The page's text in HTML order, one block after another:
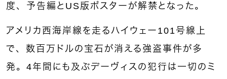
度、予告編とUS版ポスターが解禁となった。
アメリカ西海岸線を走るハイウェー101号線上
で、数百万ドルの宝石が消える強盗事件が多
発。4年間にも及ぶデーヴィスの犯行は一切のミ